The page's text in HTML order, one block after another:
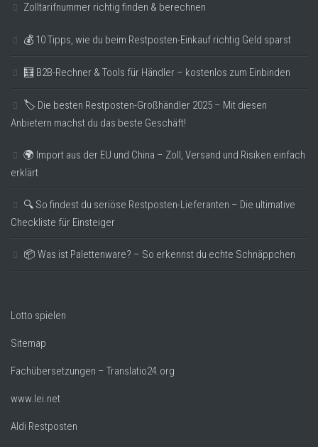
Zolltarifnummer richtig finden & berechnen
💰 10 Tipps, wie du beim Restposten-Einkauf richtig Geld sparst
🧮 B2B-Rechner & Tools für Händler – kostenlos zum Einbinden
🏷️ Die besten Restposten-Großhändler 2025 – Mit diesen
Anbietern machst du das beste Geschäft!
🌍 Import aus der EU und China – Zoll, Versand und Risiken einfach
erklärt
🔍 So findest du seriöse Restposten-Lieferanten – Die ultimative
Checkliste für Einsteiger
📦 Was ist Palettenware? – So erkennst du echte Schnäppchen
Lotto spielen
Sitemap
Fachübersetzungen – Translatio24.org
www.lei.net
Aldi Restposten